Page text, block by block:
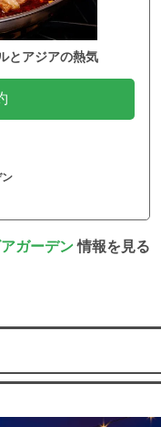
とアジアの熱気
ガーデン情報を見る